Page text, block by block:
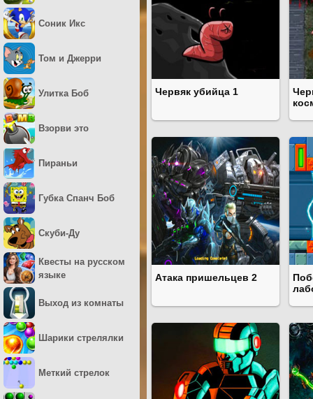
Червяк убийца 1
Атака пришельцев 2
Соник Икс
Том и Джерри
Улитка Боб
Взорви это
Пираньи
Губка Спанч Боб
Скуби-Ду
Квесты на русском
языке
Выход из комнаты
Шарики стрелялки
Меткий стрелок